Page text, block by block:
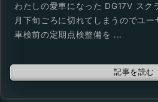
わたしの愛車になった DG17V スク
月下旬ごろに切れてしまうのでユ
車検前の定期点検整備を ...
記事を読む